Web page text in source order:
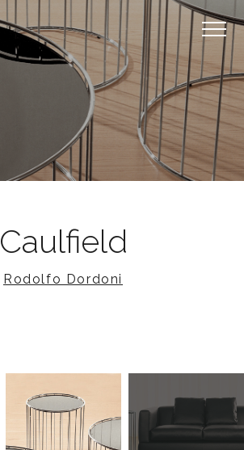
Caulfield
Rodolfo Dordoni